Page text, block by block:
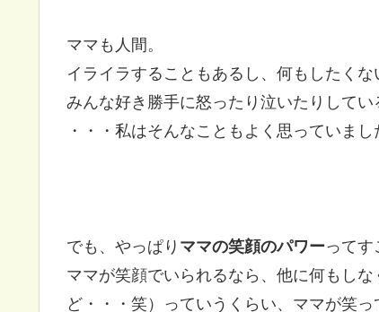
ママも人間。
イライラすることもあるし、何もしたくな
みんな好き勝手に怒ったり泣いたりして
・・・私はそんなこともよく思っていまし
でも、やっぱり ママの笑顔のパワーってす
ママが笑顔でいられるなら、他に何もし
ど・・・笑）っていうくらい、ママが笑